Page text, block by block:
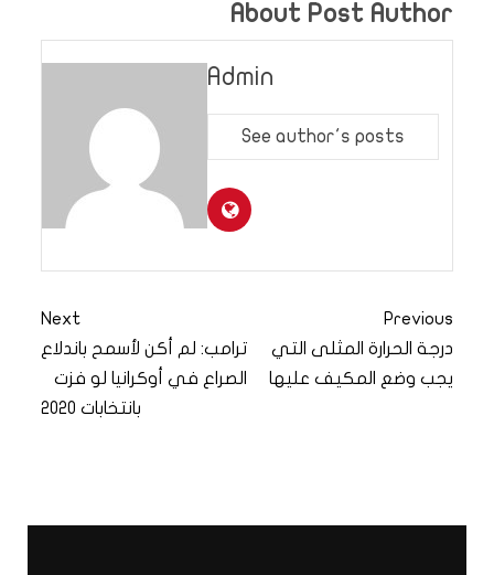
About Post Author
Admin
See author's posts
Previous
درجة الحرارة المثلى التي
يجب وضع المكيف عليها
Next
ترامب: لم أكن لأسمح باندلاع
الصراع في أوكرانيا لو فزت
بانتخابات 2020